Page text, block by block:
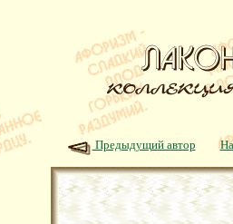
Предыдущий автор